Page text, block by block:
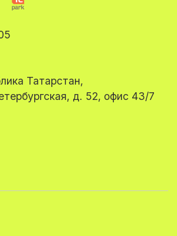
Татарстан,
д. 52, офис 43/7